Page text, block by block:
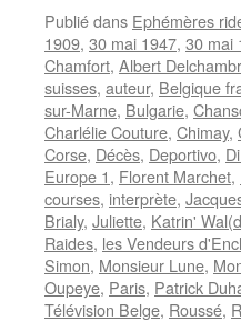
Publié dans Ephémères
1909, 30 mai 1947, 30 mai
Chamfort, Albert
suisses, auteur, Belgique
sur-Marne, Bulgarie,
Charlélie Couture, Chimay,
Corse, Décès, Deportivo,
Europe 1, Florent Marchet,
courses, interprète,
Brialy, Juliette, Katrin'
Raides, les Vendeurs
Simon, Monsieur Lune,
Oupeye, Paris, Patrick
Télévision Belge, Roussé,